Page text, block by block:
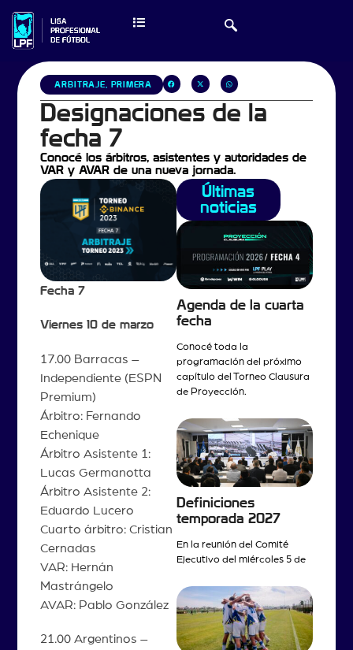
ARBITRAJE PRIMERA
Designaciones de la
fecha 7
Conocé los árbitros, asistentes y autoridades de
VAR y AVAR de una nueva jornada.
Fecha 7
Viernes 10 de marzo
17.00 Barracas –
Independiente (ESPN
Premium)
Árbitro: Fernando
Echenique
Árbitro Asistente 1:
Lucas Germanotta
Árbitro Asistente 2:
Eduardo Lucero
Cuarto árbitro: Cristian
Cernadas
VAR: Hernán
Mastrángelo
AVAR: Pablo González
21.00 Argentinos –
Últimas
noticias
Agenda de la cuarta
fecha
Conocé toda la
programación del próximo
capítulo del Torneo Clausura
de Proyección.
Definiciones
temporada 2027
En la reunión del Comité
Ejecutivo del miércoles 5 de